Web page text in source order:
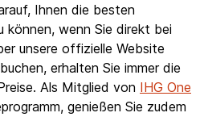
Ihnen die besten
können, wenn Sie direkt bei
unsere offizielle Website
erhalten Sie immer die
Als Mitglied von IHG One
genießen Sie zudem